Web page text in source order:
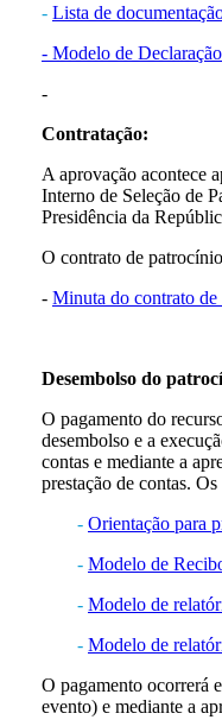
- Lista de
- Modelo de Declaração
-
Contratação:
A aprovação acontece
Interno de Seleção de
Presidência da
O contrato de
- Minuta do contrato
Desembolso do
O pagamento do
desembolso e a
contas e mediante a
prestação de contas.
- Orientação para
- Modelo de
- Modelo de
- Modelo de
O pagamento ocorrerá
evento) e mediante a